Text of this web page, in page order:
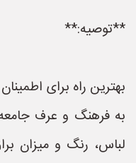
**توصیه:**
بهترین راه برای
به فرهنگ و عرف
لباس، رنگ و میزان